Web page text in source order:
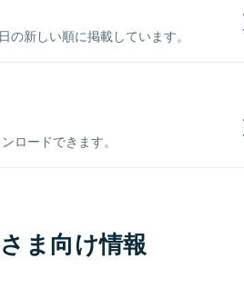
新しい順に掲載しています。
ロードできます。
ま向け情報